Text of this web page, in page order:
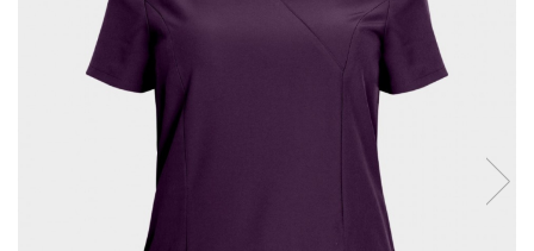
Organizatoare business
Birotica si papetarie
Hartie si articole din hartie
Bibliorafturi, caiete mecanice,
Capsatoare, capse si perforatoare
Caiete si blocnotesuri